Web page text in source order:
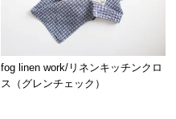
fog linen work/リネンキッチンクロ
ス（グレンチェック）